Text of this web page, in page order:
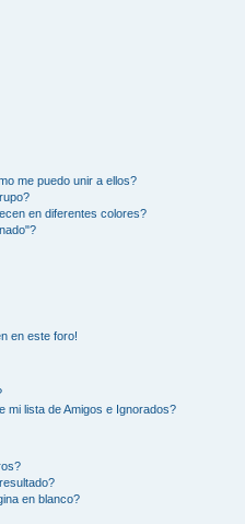
me puedo unir a ellos?
en diferentes colores?
en este foro!
mi lista de Amigos e Ignorados?
en blanco?